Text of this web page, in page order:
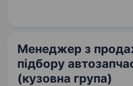
та сучасну техніку для
Менеджер з
підбору
(кузовна група)